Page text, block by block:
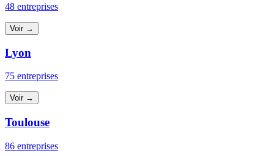
48 entreprises
Voir →
Lyon
75 entreprises
Voir →
Toulouse
86 entreprises